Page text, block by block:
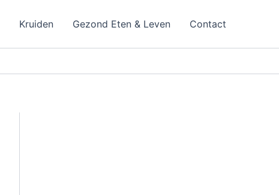
Kruiden Gezond Eten & Leven Contact